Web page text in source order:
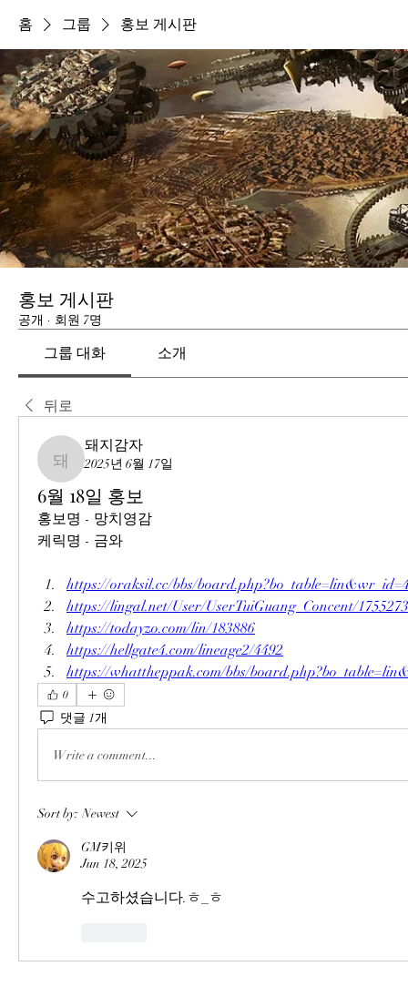
홈 그룹 홍보 게시판
홍보 게시판
공개 · 회원 7명
그룹 대화 소개
뒤로
돼지감자
돼지감자
2025년 6월 17일
6월 18일 홍보
홍보명 - 망치영감
케릭명 - 금와
https://oraksil.cc/bbs/
https://lingal.net/User/UserTuiGuang_Concent/1755273
https://todayzo.com/lin/183886
https://hellgate4.com/lineage2/4492
https://whattheppak.com/bbs/
0
댓글 1개
Write a comment...
Sort by: Newest
GM키위
Jun 18, 2025
수고하셨습니다.ㅎ_ㅎ